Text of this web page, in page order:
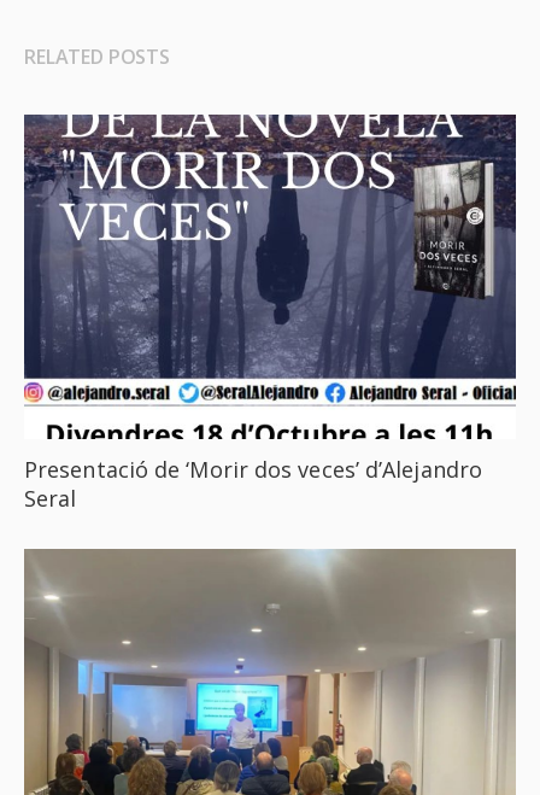
RELATED POSTS
Presentació de ‘Morir dos veces’ d’Alejandro
Seral